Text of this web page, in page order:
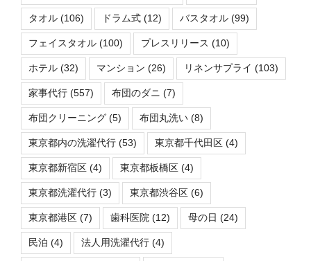
タオル (106) ドラム式 (12) バスタオル (99)
フェイスタオル (100) プレスリリース (10)
ホテル (32) マンション (26) リネンサプライ (103)
家事代行 (557) 布団のダニ (7)
布団クリーニング (5) 布団丸洗い (8)
東京都内の洗濯代行 (53) 東京都千代田区 (4)
東京都新宿区 (4) 東京都板橋区 (4)
東京都洗濯代行 (3) 東京都渋谷区 (6)
東京都港区 (7) 歯科医院 (12) 母の日 (24)
民泊 (4) 法人用洗濯代行 (4)